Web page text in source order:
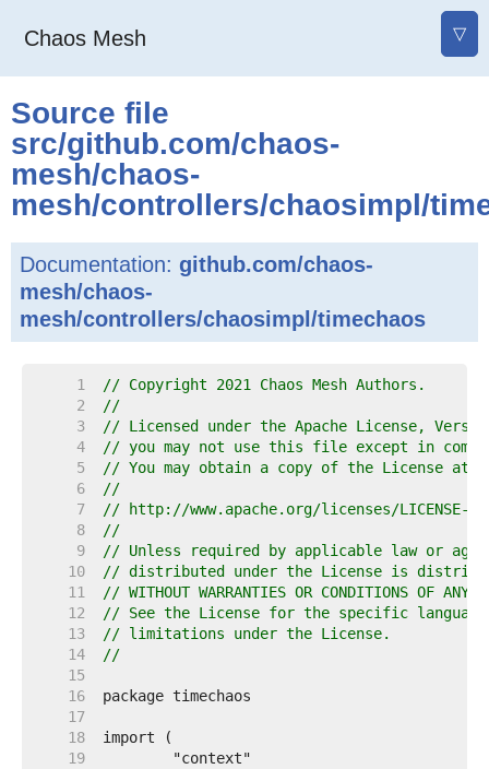
Chaos Mesh ▽
Source file
src/github.com/chaos-
mesh/chaos-
mesh/controllers/chaosimpl/
Documentation: github.com/chaos-
mesh/chaos-
mesh/controllers/chaosimpl/timechaos
     1
// Copyright 2021 Chaos Mesh Authors.
     2
//
     3
// Licensed under the Apache License,
     4
// you may not use this file except in
     5
// You may obtain a copy of the License at
     6
//
     7
// http://www.apache.org/licenses/LICENSE-
     8
//
     9
// Unless required by applicable law or
    10
// distributed under the License is
    11
// WITHOUT WARRANTIES OR CONDITIONS OF
    12
// See the License for the specific language
    13
// limitations under the License.
    14
//
    15
    16
    17
    18
    19